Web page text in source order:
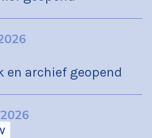
en archief geopend